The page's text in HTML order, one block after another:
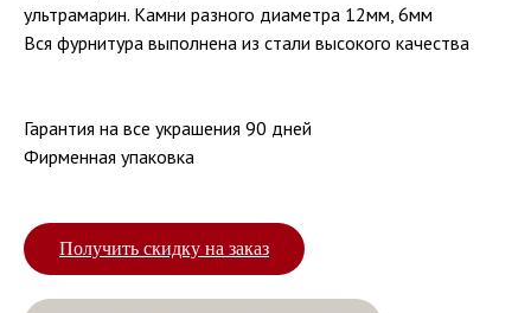
ультрамарин. Камни разного диаметра 12мм, 6мм
Вся фурнитура выполнена из стали высокого качества
Гарантия на все украшения 90 дней
Фирменная упаковка
Получить скидку на заказ